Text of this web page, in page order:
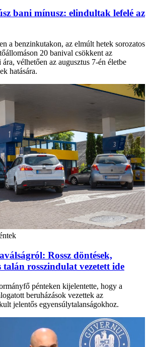
bani mínusz: elindultak lefelé az
a benzinkutakon, az elmúlt hetek sorozatos
20 banival csökkent az
vélhetően az augusztus 7-én életbe
hatására.
Rossz döntések,
rosszindulat vezetett ide
pénteken kijelentette, hogy a
beruházások vezettek az
jelentős egyensúlytalanságokhoz.